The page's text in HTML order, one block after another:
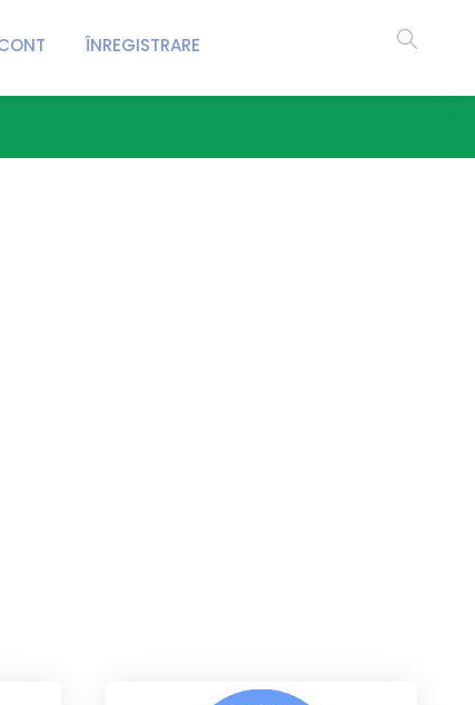
ÎNREGISTRARE